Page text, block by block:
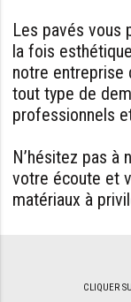
Les pavés vous
la fois
notre entreprise
tout type de
professionnels
N’hésitez pas à
votre écoute et
matériaux à
CLIQUER